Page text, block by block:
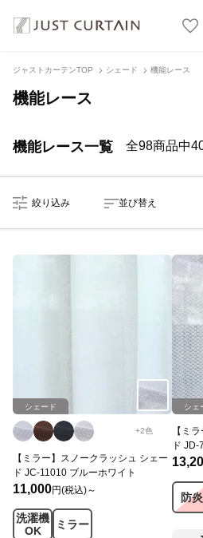
ジャストカーテンTOP シェード 機能レース
機能レース
機能レース一覧 全98商品中
絞り込み 並び替え
シェード
+2色
【ミラー】スノークラッシュ シェー
ド JC-11010 ブルーホワイト
11,000円(税込)～
洗濯機
OK
ミラー
シェ
【ミ
ド
防炎